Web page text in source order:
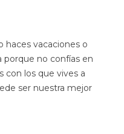
haces vacaciones o
porque no confías en
con los que vives a
ser nuestra mejor